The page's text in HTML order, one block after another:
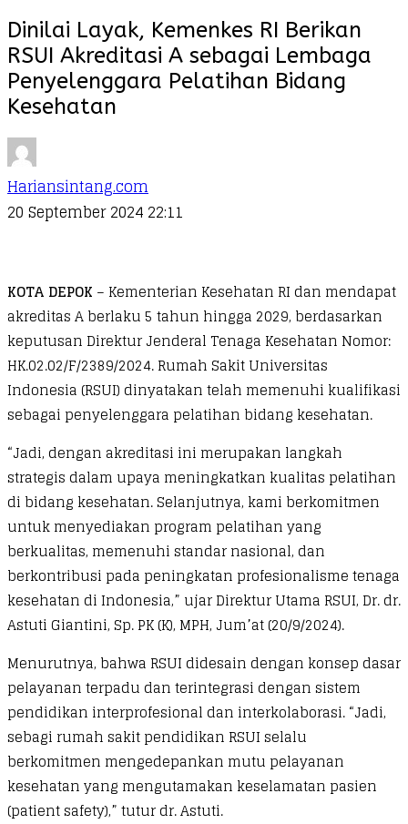
Dinilai Layak, Kemenkes RI Berikan
RSUI Akreditasi A sebagai Lembaga
Penyelenggara Pelatihan Bidang
Kesehatan
Hariansintang.com
20 September 2024 22:11
KOTA DEPOK – Kementerian Kesehatan RI dan mendapat
akreditas A berlaku 5 tahun hingga 2029, berdasarkan
keputusan Direktur Jenderal Tenaga Kesehatan Nomor:
HK.02.02/F/2389/2024. Rumah Sakit Universitas
Indonesia (RSUI) dinyatakan telah memenuhi kualifikasi
sebagai penyelenggara pelatihan bidang kesehatan.
“Jadi, dengan akreditasi ini merupakan langkah
strategis dalam upaya meningkatkan kualitas pelatihan
di bidang kesehatan. Selanjutnya, kami berkomitmen
untuk menyediakan program pelatihan yang
berkualitas, memenuhi standar nasional, dan
berkontribusi pada peningkatan profesionalisme tenaga
kesehatan di Indonesia,” ujar Direktur Utama RSUI, Dr. dr.
Astuti Giantini, Sp. PK (K), MPH, Jum’at (20/9/2024).
Menurutnya, bahwa RSUI didesain dengan konsep dasar
pelayanan terpadu dan terintegrasi dengan sistem
pendidikan interprofesional dan interkolaborasi. “Jadi,
sebagi rumah sakit pendidikan RSUI selalu
berkomitmen mengedepankan mutu pelayanan
kesehatan yang mengutamakan keselamatan pasien
(patient safety),” tutur dr. Astuti.